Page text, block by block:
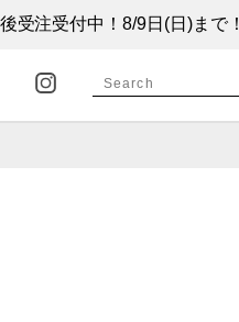
受注受付中！8/9日(日)まで！